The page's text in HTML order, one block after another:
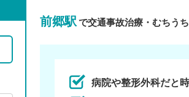
前郷駅で交通事故治療・むちう
病院や整形外科だと